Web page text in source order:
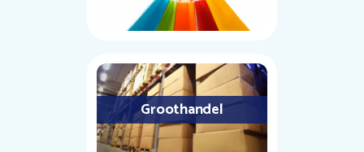
Groothandel